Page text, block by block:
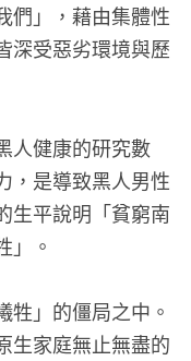
們」，藉由集體性
深受惡劣環境與歷
人健康的研究數
，是導致黑人男性
生平說明「貧窮南
」。
牲」的僵局之中。
生家庭無止無盡的